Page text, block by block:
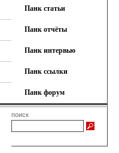
Панк статьи
Панк отчёты
Панк интервью
Панк ссылки
Панк форум
поиск